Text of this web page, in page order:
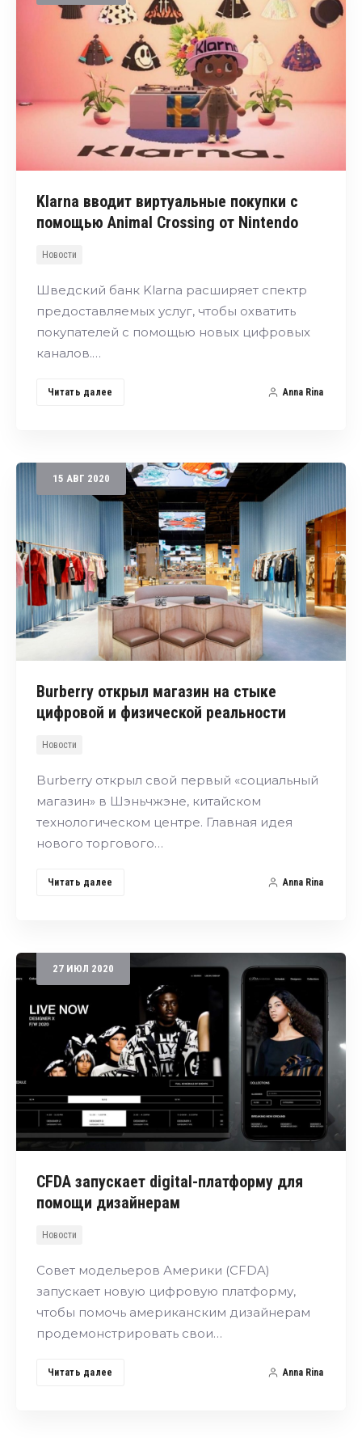
Klarna вводит виртуальные покупки с
помощью Animal Crossing от Nintendo
Новости
Шведский банк Klarna расширяет спектр
предоставляемых услуг, чтобы охватить
покупателей с помощью новых цифровых
каналов.…
Читать далее Anna Rina
15 АВГ 2020
Burberry открыл магазин на стыке
цифровой и физической реальности
Новости
Burberry открыл свой первый «социальный
магазин» в Шэньчжэне, китайском
технологическом центре. Главная идея
нового торгового…
Читать далее Anna Rina
27 ИЮЛ 2020
CFDA запускает digital-платформу для
помощи дизайнерам
Новости
Совет модельеров Америки (CFDA)
запускает новую цифровую платформу,
чтобы помочь американским дизайнерам
продемонстрировать свои…
Читать далее Anna Rina